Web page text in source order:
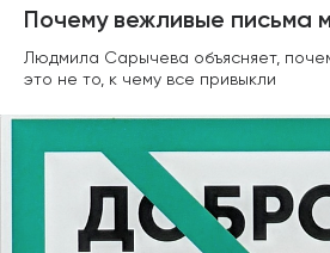
Почему вежливые письма
Людмила Сарычева объясняет,
это не то, к чему все привыкли